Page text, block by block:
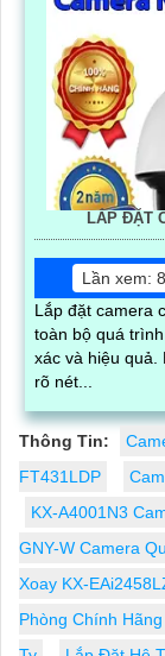
LẮP ĐẶT
Lần xem:
Lắp đặt camera
toàn bộ quá
xác và hiệu quả. Hệ thống camera sẽ cung cấp các hình ảnh
rõ nét...
Thông Tin:
FT431LDP
KX-A4001N3
GNY-W Camera
Xoay KX-
Phòng Chính Hãng